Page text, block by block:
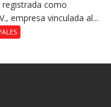
como
empresa vinculada al...